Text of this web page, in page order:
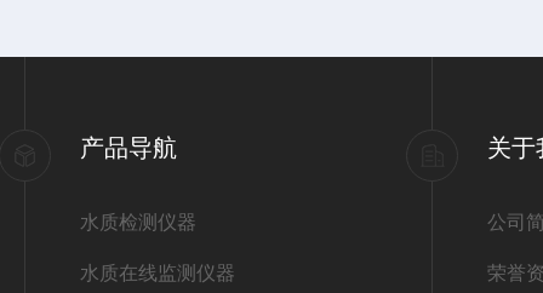
产品导航
水质检测仪器
水质在线监测仪器
关于
公司
荣誉